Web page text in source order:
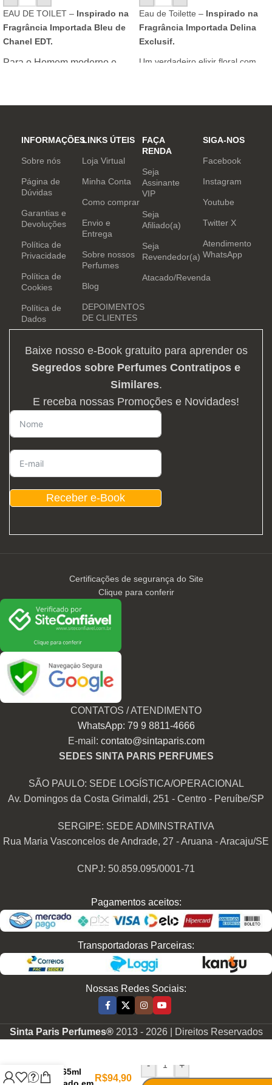
EAU DE TOILET – Inspirado na
Fragrância Importada Bleu de
Chanel EDT.
Para o Homem moderno e
inovar sempre, provocando
e determinação.
Eau de Toilette – Inspirado na
Fragrância Importada Delina
Exclusif.
Um verdadeiro elixir floral com
INFORMAÇÕES
Sobre nós
Página de
Dúvidas
Garantias e
Devoluções
Política de
Privacidade
Política de
Cookies
Política de
Dados
LINKS ÚTEIS
Loja Virtual
Minha Conta
Como comprar
Envio e
Entrega
Sobre nossos
Perfumes
Blog
DEPOIMENTOS
DE CLIENTES
FAÇA
RENDA
Seja
Assinante
VIP
Seja
Afiliado(a)
Seja
Revendedor(a)
Atacado/Revenda
SIGA-NOS
Facebook
Instagram
Youtube
Twitter X
Atendimento
WhatsApp
Baixe nosso e-Book gratuito para aprender os
Segredos sobre Perfumes Contratipos e
Similares.
E receba nossas Promoções e Novidades!
Receber e-Book
Certificações de segurança do Site
Clique para conferir
CONTATOS / ATENDIMENTO
WhatsApp: 79 9 8811-4666
E-mail: contato@sintaparis.com
SEDES SINTA PARIS PERFUMES
SÃO PAULO: SEDE LOGÍSTICA/OPERACIONAL
Av. Domingos da Costa Grimaldi, 251 - Centro - Peruíbe/SP
SERGIPE: SEDE ADMINSTRATIVA
Rua Maria Vasconcelos de Andrade, 27 - Aruana - Aracaju/SE
CNPJ: 50.859.095/0001-71
Pagamentos aceitos:
Transportadoras Parceiras:
Nossas Redes Sociais:
Sinta Paris Perfumes® 2013 - 2026 | Direitos Reservados
Perfume
F593 65ml
R$94,90
- +